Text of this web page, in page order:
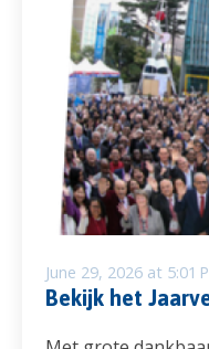
June 29, 2026 at 5:01
Bekijk het